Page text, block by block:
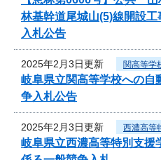
林基幹道尾城山(5)線開設
入札公告
2025年2月3日更新 関高等学
岐阜県立関高等学校への自
争入札公告
2025年2月3日更新 西濃高等
岐阜県立西濃高等特別支援